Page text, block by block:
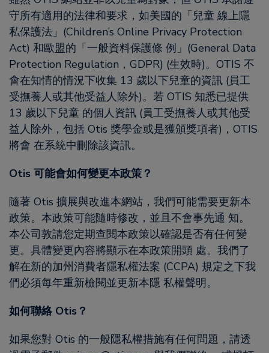
守所有適用的法律和要求，如美國的「兒童 線上隱
私保護法」(Children’s Online Privacy Protection
Act) 和歐盟的「一般資料保護條 例」(General Data
Protection Regulation，GDPR) (生效時)。OTIS 不
會在知情的情況下收集 13 歲以下兒童的資訊 (員工
受撫養人或其他受益人除外)。若 OTIS 知悉已提供
13 歲以下兒童 的個人資訊 (員工受撫養人或其他受
益人除外，包括 Otis 獎學金或是獲頒獎項者)，OTIS
將會 在系統中刪除該資訊。
Otis 可能會如何變更本政策？
隨著 Otis 擴展與改進本網站，我們可能需要更新本
政策。本政策可能隨時修改，並且不會事先通 知。
本公司敦請您定期查閱本政策以確認是否有任何變
更。具體變更內容將顯示在本政策開頭 處。我們了
解在新的加州消費者隱私權法案 (CCPA) 規定之下我
們必須每年重新檢閱並更新本隱 私權聲明。
如何聯絡 Otis？
如果您對 Otis 的一般隱私權措施有任何問題，請透